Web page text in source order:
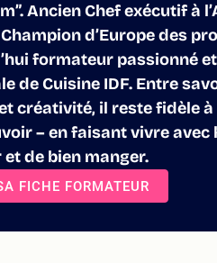
Ancien Chef exécutif à
d’Europe des
formateur passionné
de Cuisine IDF. Entre
et créativité, il reste fidèle
– en faisant vivre avec
de bien manger.
FICHE FORMATEUR